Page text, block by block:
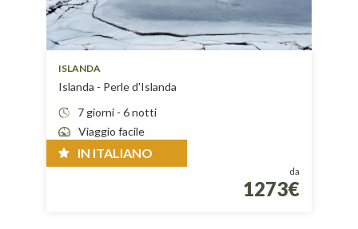
ISLANDA
Islanda - Perle d'Islanda
7 giorni - 6 notti
Viaggio facile
IN ITALIANO
da
1273€